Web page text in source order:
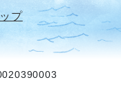
プ